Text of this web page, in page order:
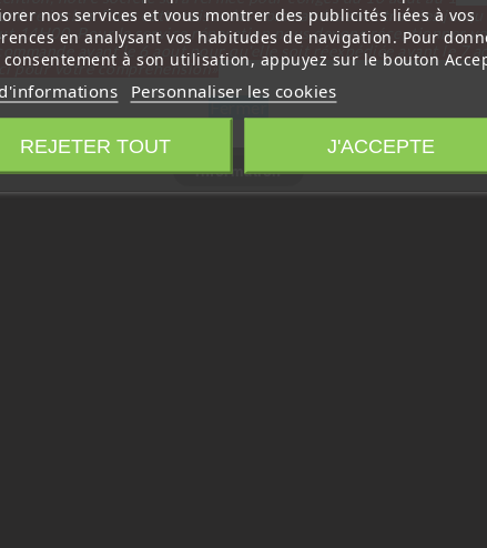
nos services et vous montrer des publicités liées à vos
en analysant vos habitudes de navigation. Pour
à son utilisation, appuyez sur le bouton
Personnaliser les cookies
REJETER TOUT J'ACCEPTE
inclus. Pour cette raison les commandes sont traitées
14H00. Pour le service réparation nous devons réceptionner
avant le 6 aout pour qu'elle soit réexpédiée avant le 7
pour votre compréhension»
Fermer
Information